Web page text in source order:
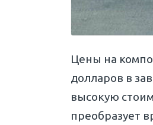
Цены на
долларов в
высокую
преобразует